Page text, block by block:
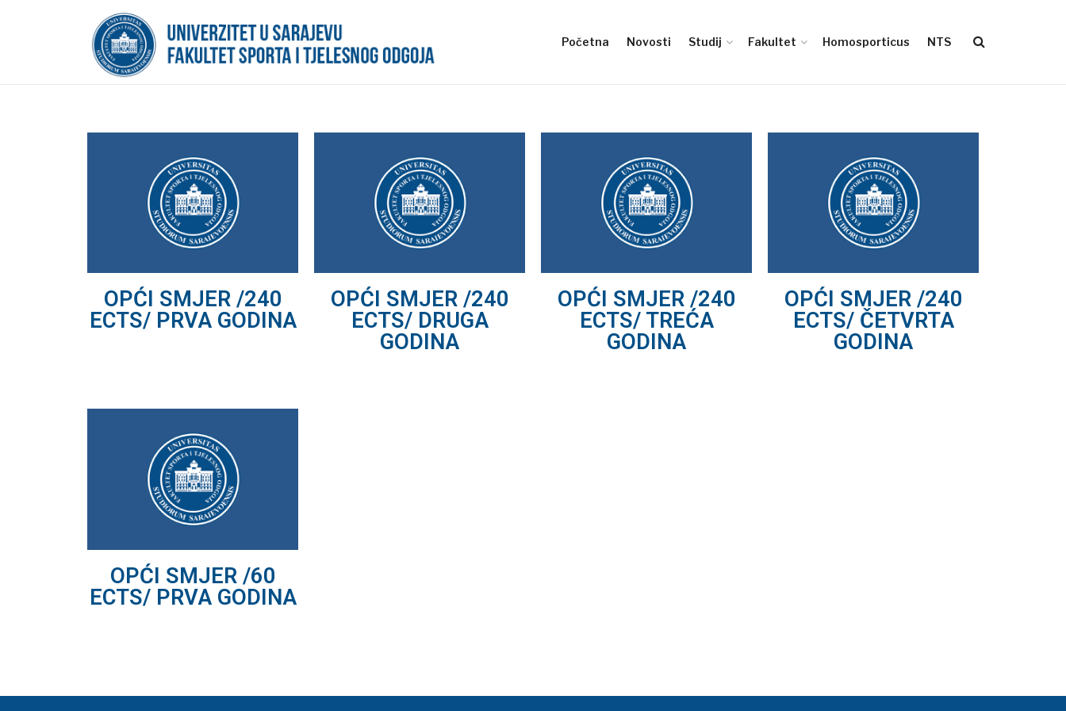
Početna Novosti Studij Fakultet Homosporticus NTS
OPĆI SMJER /240
ECTS/ PRVA GODINA
OPĆI SMJER /240
ECTS/ DRUGA
GODINA
OPĆI SMJER /240
ECTS/ TREĆA
GODINA
OPĆI SMJER /240
ECTS/ ČETVRTA
GODINA
OPĆI SMJER /60
ECTS/ PRVA GODINA